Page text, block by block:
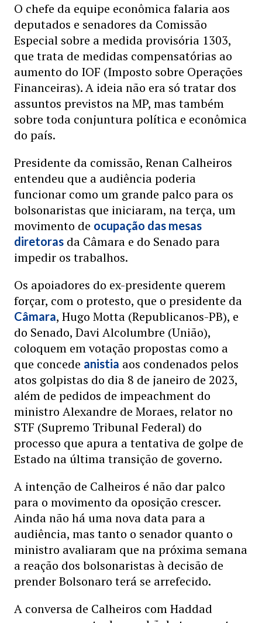
O chefe da equipe econômica falaria aos
deputados e senadores da Comissão
Especial sobre a medida provisória 1303,
que trata de medidas compensatórias ao
aumento do IOF (Imposto sobre Operações
Financeiras). A ideia não era só tratar dos
assuntos previstos na MP, mas também
sobre toda conjuntura política e econômica
do país.
Presidente da comissão, Renan Calheiros
entendeu que a audiência poderia
funcionar como um grande palco para os
bolsonaristas que iniciaram, na terça, um
movimento de ocupação das mesas
diretoras da Câmara e do Senado para
impedir os trabalhos.
Os apoiadores do ex-presidente querem
forçar, com o protesto, que o presidente da
Câmara, Hugo Motta (Republicanos-PB), e
do Senado, Davi Alcolumbre (União),
coloquem em votação propostas como a
que concede anistia aos condenados pelos
atos golpistas do dia 8 de janeiro de 2023,
além de pedidos de impeachment do
ministro Alexandre de Moraes, relator no
STF (Supremo Tribunal Federal) do
processo que apura a tentativa de golpe de
Estado na última transição de governo.
A intenção de Calheiros é não dar palco
para o movimento da oposição crescer.
Ainda não há uma nova data para a
audiência, mas tanto o senador quanto o
ministro avaliaram que na próxima semana
a reação dos bolsonaristas à decisão de
prender Bolsonaro terá se arrefecido.
A conversa de Calheiros com Haddad